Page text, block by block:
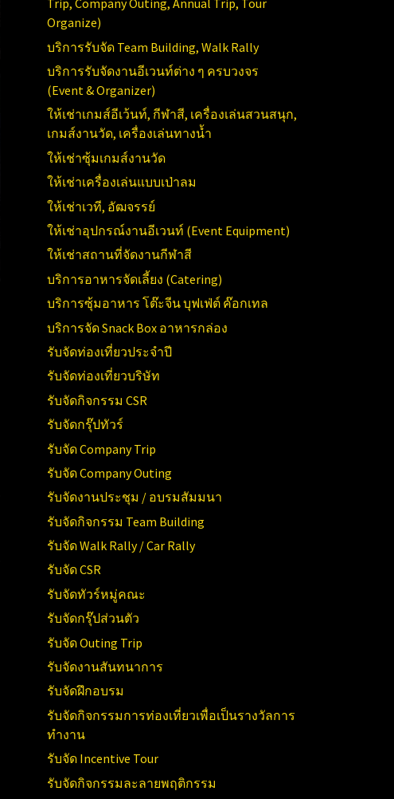
Trip, Company Outing, Annual Trip, Tour
Organize)
บริการรับจัด Team Building, Walk Rally
บริการรับจัดงานอีเวนท์ต่าง ๆ ครบวงจร
(Event & Organizer)
ให้เช่าเกมส์อีเว้นท์, กีฬาสี, เครื่องเล่นสวนสนุก,
เกมส์งานวัด, เครื่องเล่นทางน้ำ
ให้เช่าซุ้มเกมส์งานวัด
ให้เช่าเครื่องเล่นแบบเป่าลม
ให้เช่าเวที, อัฒจรรย์
ให้เช่าอุปกรณ์งานอีเวนท์ (Event Equipment)
ให้เช่าสถานที่จัดงานกีฬาสี
บริการอาหารจัดเลี้ยง (Catering)
บริการซุ้มอาหาร โต๊ะจีน บุฟเฟ่ต์ ค๊อกเทล
บริการจัด Snack Box อาหารกล่อง
รับจัดท่องเที่ยวประจำปี
รับจัดท่องเที่ยวบริษัท
รับจัดกิจกรรม CSR
รับจัดกรุ๊ปทัวร์
รับจัด Company Trip
รับจัด Company Outing
รับจัดงานประชุม / อบรมสัมมนา
รับจัดกิจกรรม Team Building
รับจัด Walk Rally / Car Rally
รับจัด CSR
รับจัดทัวร์หมู่คณะ
รับจัดกรุ๊ปส่วนตัว
รับจัด Outing Trip
รับจัดงานสันทนาการ
รับจัดฝึกอบรม
รับจัดกิจกรรมการท่องเที่ยวเพื่อเป็นรางวัลการ
ทำงาน
รับจัด Incentive Tour
รับจัดกิจกรรมละลายพฤติกรรม